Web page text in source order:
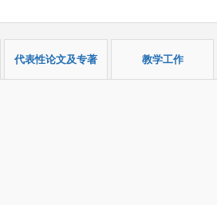
代表性论文及专著 教学工作